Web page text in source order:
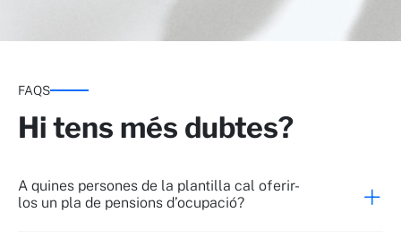
FAQS
Hi tens més dubtes?
A quines persones de la plantilla cal oferir-
los un pla de pensions d’ocupació?